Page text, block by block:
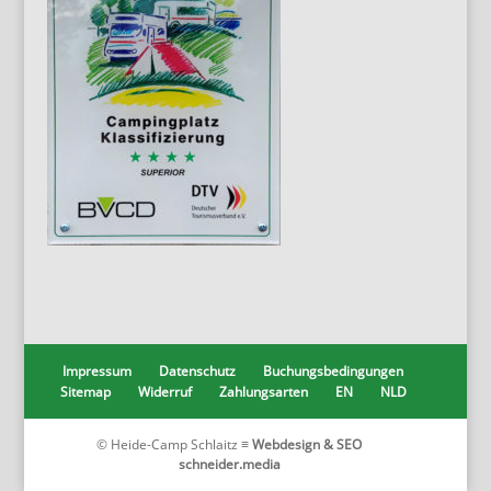
Impressum Datenschutz
Buchungsbedingungen
Sitemap
Widerruf Zahlungsarten EN NLD
© Heide-Camp Schlaitz ≡Webdesign & SEO
schneider.media